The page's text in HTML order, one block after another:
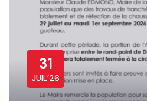
31
JUIL’26